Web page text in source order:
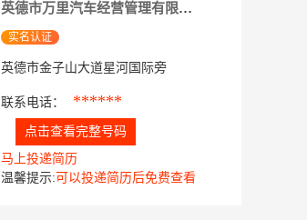
英德市万里汽车经营管理有限公司
实名认证
英德市金子山大道星河国际旁
联系电话： ******
点击查看完整号码
马上投递简历
温馨提示: 可以投递简历后免费查看